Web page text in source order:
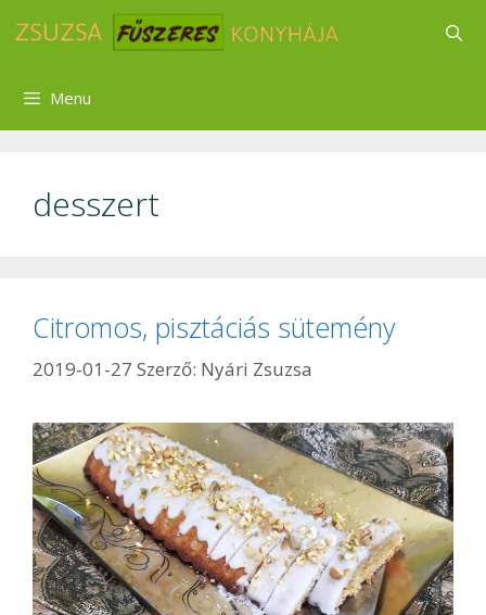
Menu
desszert
Citromos, pisztáciás sütemény
2019-01-27 Szerző: Nyári Zsuzsa